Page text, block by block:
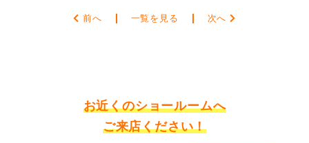
前へ 一覧を見る 次へ
お近くのショールームへ
ご来店ください！